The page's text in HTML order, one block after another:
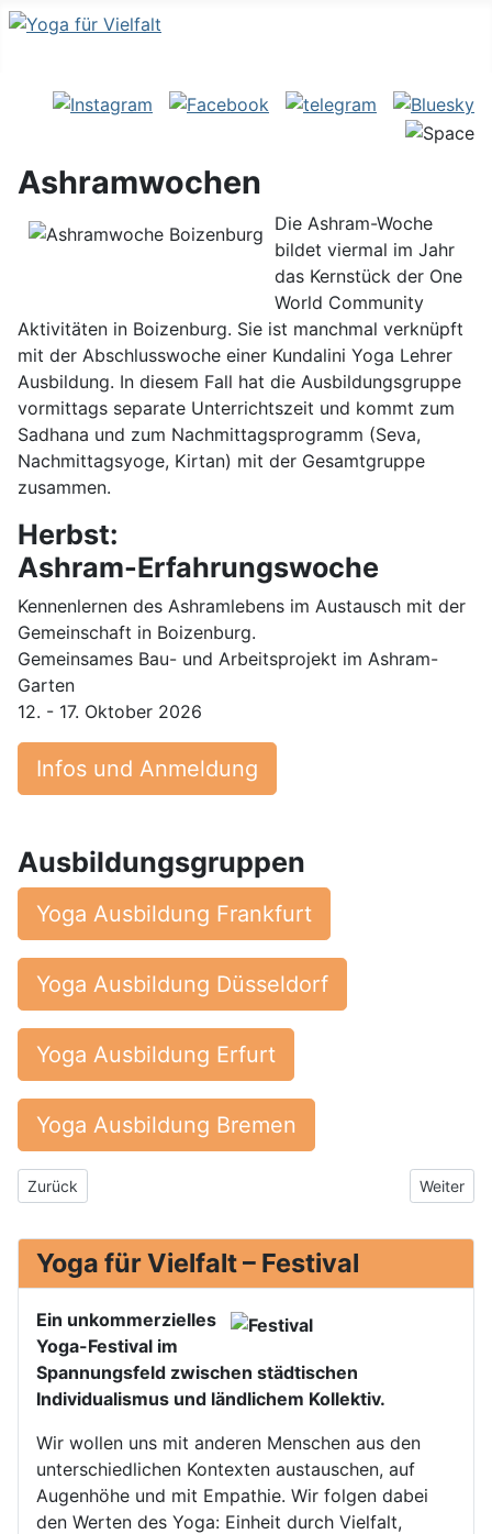
Ashramwochen
Die Ashram-Woche
bildet viermal im Jahr
das Kernstück der One
World Community
Aktivitäten in Boizenburg. Sie ist manchmal verknüpft
mit der Abschlusswoche einer Kundalini Yoga Lehrer
Ausbildung. In diesem Fall hat die Ausbildungsgruppe
vormittags separate Unterrichtszeit und kommt zum
Sadhana und zum Nachmittagsprogramm (Seva,
Nachmittagsyoge, Kirtan) mit der Gesamtgruppe
zusammen.
Herbst:
Ashram-Erfahrungswoche
Kennenlernen des Ashramlebens im Austausch mit der
Gemeinschaft in Boizenburg.
Gemeinsames Bau- und Arbeitsprojekt im Ashram-
Garten
12. - 17. Oktober 2026
Infos und Anmeldung
Ausbildungsgruppen
Yoga Ausbildung Frankfurt
Yoga Ausbildung Düsseldorf
Yoga Ausbildung Erfurt
Yoga Ausbildung Bremen
Vorheriger Beitrag: 3 Monate Yogazeit in europäischen
Zurück Nächster
Weiter
Yoga für Vielfalt – Festival
Ein unkommerzielles
Yoga-Festival im
Spannungsfeld zwischen städtischen
Individualismus und ländlichem Kollektiv.
Wir wollen uns mit anderen Menschen aus den
unterschiedlichen Kontexten austauschen, auf
Augenhöhe und mit Empathie. Wir folgen dabei
den Werten des Yoga: Einheit durch Vielfalt,